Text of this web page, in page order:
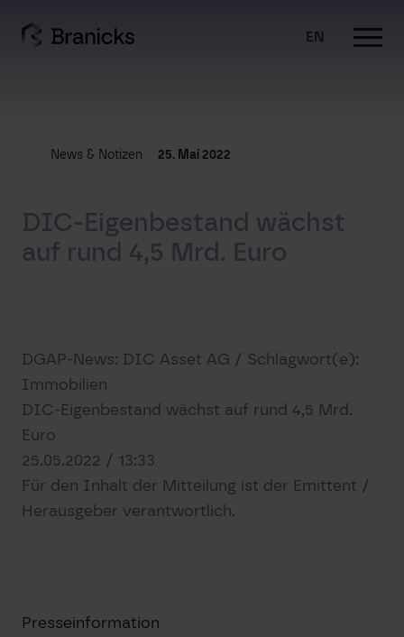
content
EN
News & Notizen 25. Mai 2022
DIC-Eigenbestand wächst
auf rund 4,5 Mrd. Euro
DGAP-News: DIC Asset AG / Schlagwort(e):
Immobilien
DIC-Eigenbestand wächst auf rund 4,5 Mrd.
Euro
25.05.2022 / 13:33
Für den Inhalt der Mitteilung ist der Emittent /
Herausgeber verantwortlich.
Presseinformation